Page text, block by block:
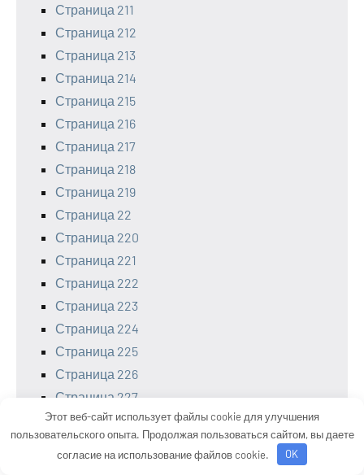
Страница 211
Страница 212
Страница 213
Страница 214
Страница 215
Страница 216
Страница 217
Страница 218
Страница 219
Страница 22
Страница 220
Страница 221
Страница 222
Страница 223
Страница 224
Страница 225
Страница 226
Страница 227
Страница 228
Страница 229
Этот веб-сайт использует файлы cookie для улучшения
пользовательского опыта. Продолжая пользоваться сайтом, вы даете
согласие на использование файлов cookie.
OK